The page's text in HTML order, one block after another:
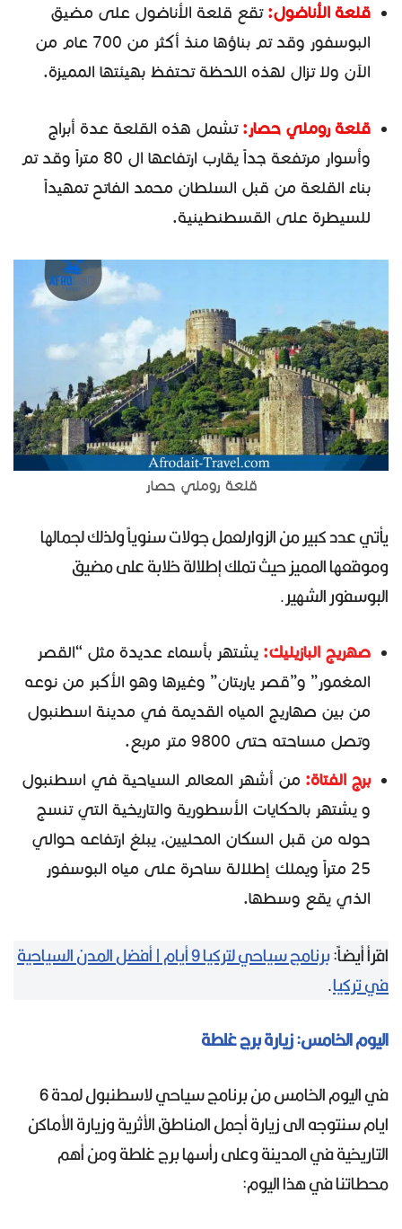
قلعة الأناضول:تقع قلعة الأناضول على مضيق
البوسفور وقد تم بناؤها منذ أكثر من 700 عام من
الآن ولا تزال لهذه اللحظة تحتفظ بهيئتها المميزة.
قلعة روملي حصار: تشمل هذه القلعة عدة أبراج
وأسوار مرتفعة جداً يقارب ارتفاعها ال 80 متراً وقد تم
بناء القلعة من قبل السلطان محمد الفاتح تمهيداً
للسيطرة على القسطنطينية.
قلعة روملي حصار
يأتي عدد كبير من الزوارلعمل جولات سنوياً ولذلك لجمالها
وموقعها المميز حيث تملك إطلالة خلابة على مضيق
البوسفور الشهير.
صهريج البازيليك: يشتهر بأسماء عديدة مثل “القصر
المغمور” و”قصر ياربتان” وغيرها وهو الأكبر من نوعه
من بين صهاريج المياه القديمة في مدينة اسطنبول
وتصل مساحته حتى 9800 متر مربع.
برج الفتاة: من أشهر المعالم السياحية في اسطنبول
و يشتهر بالحكايات الأسطورية والتاريخية التي تنسج
حوله من قبل السكان المحليين، يبلغ ارتفاعه حوالي
25 متراً ويملك إطلالة ساحرة على مياه البوسفور
الذي يقع وسطها.
اقرأ أيضاً:
برنامج سياحي لتركيا 9 أيام | أفضل المدن السياحية
في تركيا.
اليوم الخامس: زيارة برج غلطة
في اليوم الخامس من برنامج سياحي لاسطنبول لمدة 6
ايام سنتوجه الى زيارة أجمل المناطق الأثرية وزيارة الأماكن
التاريخية في المدينة وعلى رأسها برج غلطة ومن أهم
محطاتنا في هذا اليوم: